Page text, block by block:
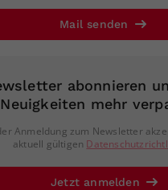
Mail senden
abonnieren
Neuigkeiten mehr
Anmeldung zum Newsletter
aktuell gültigen
Jetzt anmelden